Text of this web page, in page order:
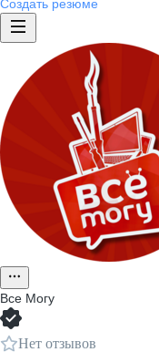
Создать резюме
Все Могу
Нет отзывов